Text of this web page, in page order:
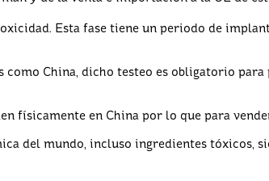
Esta fase tiene un periodo de
China, dicho testeo es obligatorio
físicamente en China por lo que para
del mundo, incluso ingredientes tóxicos,